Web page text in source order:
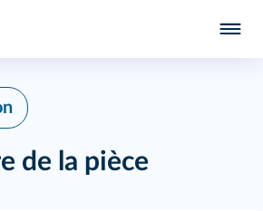
de la pièce